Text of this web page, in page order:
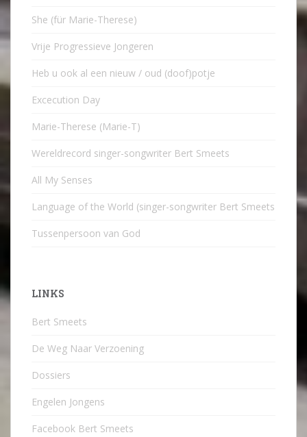
She (für Marie-Therese)
Vrije Progressieve Jongeren
Heb u ook al een nieuw / oud (doof)potje
Excecution Day
Marie-Therese (Marie-T)
Wereldrecord singer-songwriter Bert Smeets
All My Senses
Language of the World (singer-songwriter Bert Smeets
Tussenpersoon van God
LINKS
Bert Smeets
De Weg Naar Verzoening
Dossiers
Engelen Jongens
Facebook Bert Smeets